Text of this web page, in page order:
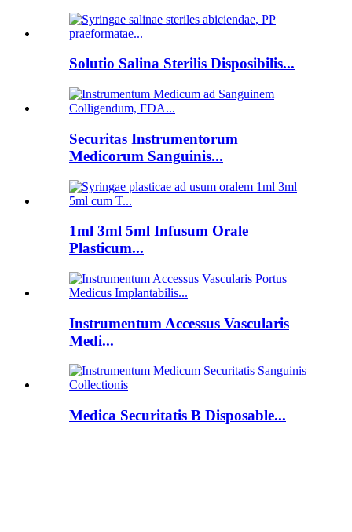
Solutio Salina Sterilis Disposibilis...
Securitas Instrumentorum
Medicorum Sanguinis...
1ml 3ml 5ml Infusum Orale
Plasticum...
Instrumentum Accessus Vascularis
Medi...
Medica Securitatis B Disposable...